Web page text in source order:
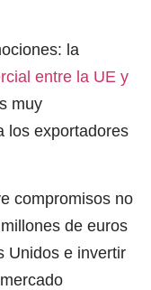
la
entre la UE y
muy
los exportadores
compromisos no
de euros
Unidos e invertir